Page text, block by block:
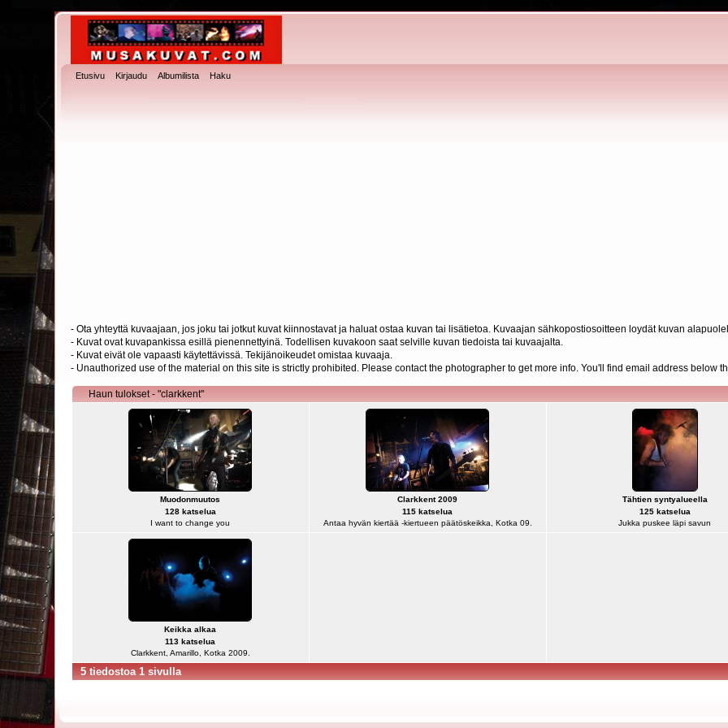
Etusivu Kirjaudu Albumilista Haku
- Ota yhteyttä kuvaajaan, jos joku tai jotkut kuvat kiinnostavat ja haluat ostaa kuvan tai lisätietoa. Kuvaajan sähkopostiosoitteen loydät kuvan
- Kuvat ovat kuvapankissa esillä pienennettyinä. Todellisen kuvakoon saat selville kuvan tiedoista tai kuvaajalta.
- Kuvat eivät ole vapaasti käytettävissä. Tekijänoikeudet omistaa kuvaaja.
- Unauthorized use of the material on this site is strictly prohibited. Please contact the photographer to get more info. You'll find email address below
Haun tulokset - "clarkkent"
Muodonmuutos
128 katselua
I want to change you
Clarkkent 2009
115 katselua
Antaa hyvän kiertää -kiertueen päätöskeikka, Kotka 09.
Tähtien syntyalueella
125 katselua
Jukka puskee läpi savun
Keikka alkaa
113 katselua
Clarkkent, Amarillo, Kotka 2009.
5 tiedostoa 1 sivulla